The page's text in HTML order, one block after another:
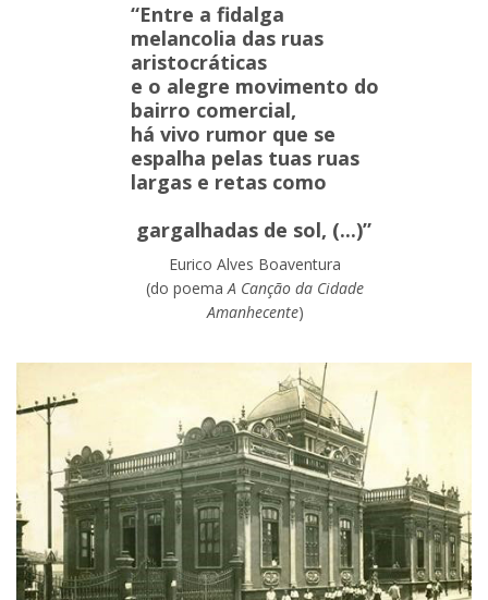
“Entre a fidalga
melancolia das ruas
aristocráticas
e o alegre movimento do
bairro comercial,
há vivo rumor que se
espalha pelas tuas ruas
largas e retas como
gargalhadas de sol, (...)”
Eurico Alves Boaventura
(do poemaA Canção da Cidade
Amanhecente)